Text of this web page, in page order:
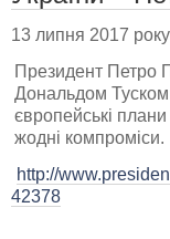
13 липня 2017
Президент Петро
Дональдом
європейські плани
жодні компроміси.
http://
42378